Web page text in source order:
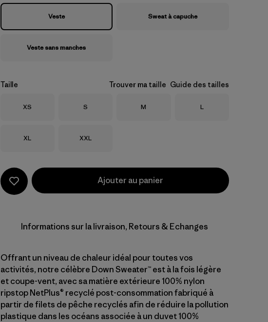
Veste Sweat à capuche
Veste sans manches
Taille Trouver ma taille Guide des tailles
Taille
XS Taille
S Taille
M Taille
L
Taille
XL Taille
XXL
Ajouter au panier
Informations sur la livraison, Retours & Echanges
Offrant un niveau de chaleur idéal pour toutes vos
activités, notre célèbre Down Sweater™ est à la fois légère
et coupe-vent, avec sa matière extérieure 100% nylon
ripstop NetPlus® recyclé post-consommation fabriqué à
partir de filets de pêche recyclés afin de réduire la pollution
plastique dans les océans associée à un duvet 100%